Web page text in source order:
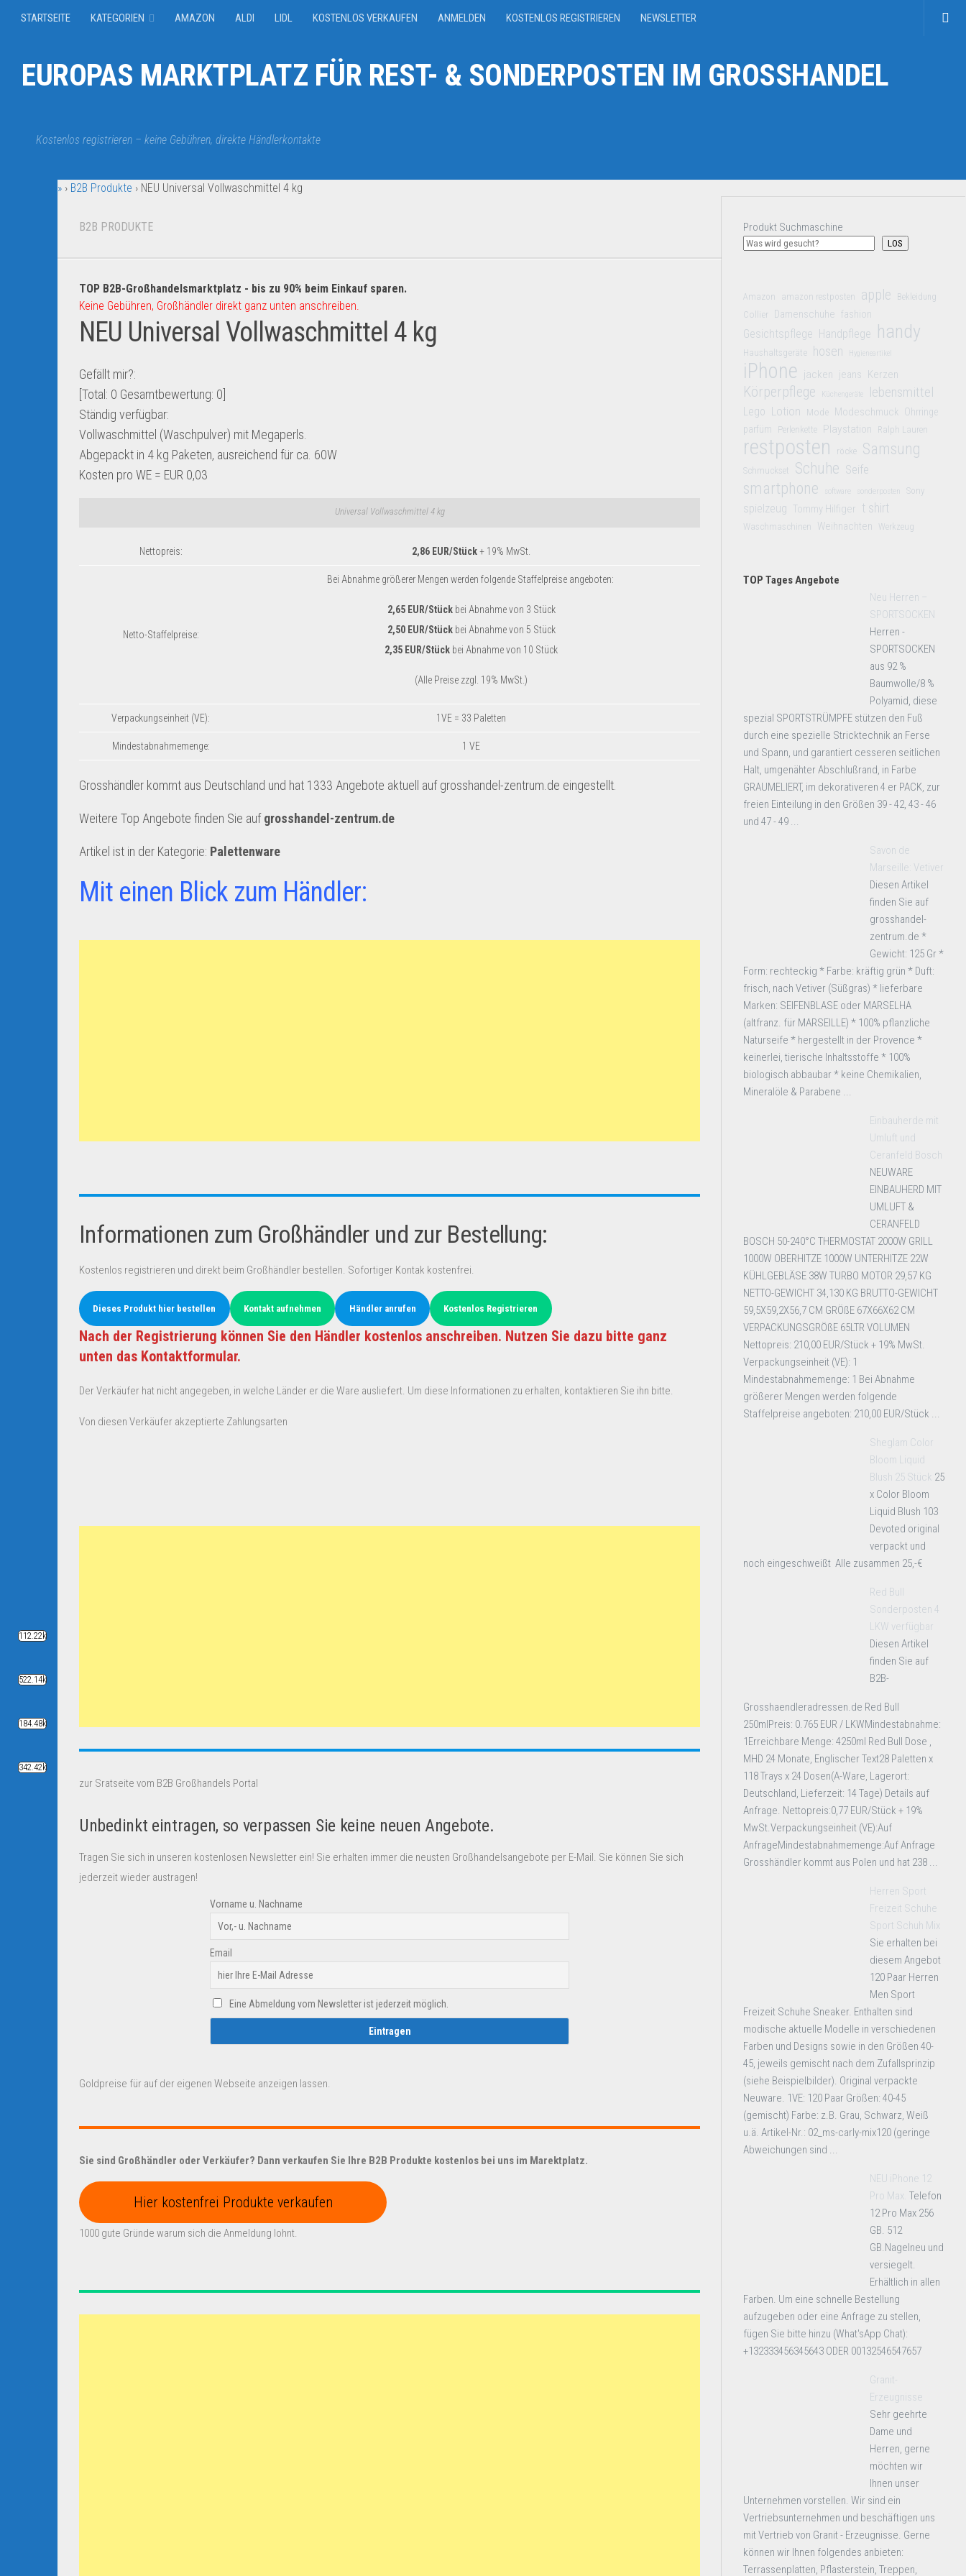
STARTSEITE KATEGORIEN AMAZON ALDI LIDL KOSTENLOS VERKAUFEN ANMELDEN KOSTENLOS REGISTRIEREN NEWSLETTER
EUROPAS MARKTPLATZ FÜR REST- & SONDERPOSTEN IM GROSSHANDEL
Kostenlos registrieren – keine Gebühren, direkte Händlerkontakte
» › B2B Produkte › NEU Universal Vollwaschmittel 4 kg
B2B PRODUKTE
TOP B2B-Großhandelsmarktplatz - bis zu 90% beim Einkauf sparen.
Keine Gebühren, Großhändler direkt ganz unten anschreiben.
NEU Universal Vollwaschmittel 4 kg
Gefällt mir?:
[Total: 0 Gesamtbewertung: 0
Ständig verfügbar:
Vollwaschmittel (Waschpulver) mit Megaperls.
Abgepackt in 4 kg Paketen, ausreichend für ca. 60W
Kosten pro WE = EUR 0,03
Universal Vollwaschmittel 4 kg
Nettopreis: 2,86 EUR/Stück+ 19% MwSt.
Netto-Staffelpreise:
Bei Abnahme größerer Mengen werden folgende Staffelpreise angeboten:
2,65 EUR/Stückbei Abnahme von 3 Stück
2,50 EUR/Stückbei Abnahme von 5 Stück
2,35 EUR/Stück bei Abnahme von 10 Stück
(Alle Preise zzgl. 19% MwSt.)
Verpackungseinheit (VE): 1VE = 33 Paletten
Mindestabnahmemenge: 1 VE
Grosshändler kommt aus Deutschland und hat 1333 Angebote aktuell auf grosshandel-zentrum.de eingestellt.
Weitere Top Angebote finden Sie aufgrosshandel-zentrum.de
Artikel ist in der Kategorie: Palettenware
Mit einen Blick zum Händler:
Informationen zum Großhändler und zur Bestellung:
Kostenlos registrieren und direkt beim Großhändler bestellen. Sofortiger Kontak kostenfrei.
Dieses Produkt hier bestellen Kontakt aufnehmen Händler anrufen Kostenlos Registrieren
Nach der Registrierung können Sie den Händler kostenlos anschreiben. Nutzen Sie dazu bitte ganz
unten das Kontaktformular.
Der Verkäufer hat nicht angegeben, in welche Länder er die Ware ausliefert. Um diese Informationen zu erhalten, kontaktieren Sie ihn bitte.
Von diesen Verkäufer akzeptierte Zahlungsarten
zur Sratseite vom B2B Großhandels Portal
Unbedinkt eintragen, so verpassen Sie keine neuen Angebote.
Tragen Sie sich in unseren kostenlosen Newsletter ein! Sie erhalten immer die neusten Großhandelsangebote per E-Mail. Sie können Sie sich
jederzeit wieder austragen!
Vorname u. Nachname
Email
Eine Abmeldung vom Newsletter ist jederzeit möglich.
Goldpreise für auf der eigenen Webseite anzeigen lassen.
Sie sind Großhändler oder Verkäufer? Dann verkaufen Sie Ihre B2B Produkte kostenlos bei uns im Marektplatz.
Hier kostenfrei Produkte verkaufen
1000 gute Gründe warum sich die Anmeldung lohnt.
Produkt Suchmaschine
LOS
Amazon amazon restposten apple Bekleidung
Collier Damenschuhe fashion
Gesichtspflege Handpflege handy
Haushaltsgeräte hosen Hygieneartikel
iPhone jacken jeans Kerzen
Körperpflege Küchengeräte lebensmittel
Lego Lotion Mode Modeschmuck Ohrringe
parfüm
Perlenkette Playstation Ralph Lauren
restposten röcke Samsung
Schmuckset Schuhe Seife
smartphone software sonderposten Sony
spielzeug Tommy Hilfiger t shirt
Waschmaschinen Weihnachten Werkzeug
TOP Tages Angebote
Neu Herren –
SPORTSOCKEN
Herren -
SPORTSOCKEN
aus 92 %
Baumwolle/8 %
Polyamid, diese
spezial SPORTSTRÜMPFE stützen den Fuß
durch eine spezielle Stricktechnik an Ferse
und Spann, und garantiert cesseren seitlichen
Halt, umgenähter Abschlußrand, in Farbe
GRAUMELIERT, im dekorativeren 4 er PACK, zur
freien Einteilung in den Größen 39 - 42, 43 - 46
und 47 - 49 ...
Savon de
Marseille: Vetiver
Diesen Artikel
finden Sie auf
grosshandel-
zentrum.de *
Gewicht: 125 Gr *
Form: rechteckig * Farbe: kräftig grün * Duft:
frisch, nach Vetiver (Süßgras) * lieferbare
Marken: SEIFENBLASE oder MARSELHA
(altfranz. für MARSEILLE) * 100% pflanzliche
Naturseife * hergestellt in der Provence *
keinerlei, tierische Inhaltsstoffe * 100%
biologisch abbaubar * keine Chemikalien,
Mineralöle & Parabene ...
Einbauherde mit
Umluft und
Ceranfeld Bosch
NEUWARE
EINBAUHERD MIT
UMLUFT &
CERANFELD
BOSCH 50-240°C THERMOSTAT 2000W GRILL
1000W OBERHITZE 1000W UNTERHITZE 22W
KÜHLGEBLÄSE 38W TURBO MOTOR 29,57 KG
NETTO-GEWICHT 34,130 KG BRUTTO-GEWICHT
59,5X59,2X56,7 CM GRÖßE 67X66X62 CM
VERPACKUNGSGRÖßE 65LTR VOLUMEN
Nettopreis: 210,00 EUR/Stück + 19% MwSt.
Verpackungseinheit (VE): 1
Mindestabnahmemenge: 1 Bei Abnahme
größerer Mengen werden folgende
Staffelpreise angeboten: 210,00 EUR/Stück ...
Sheglam Color
Bloom Liquid
Blush 25 Stück 25
x Color Bloom
Liquid Blush 103
Devoted original
verpackt und
noch eingeschweißt Alle zusammen 25,-€
Red Bull
Sonderposten 4
LKW verfügbar
Diesen Artikel
finden Sie auf
B2B-
Grosshaendleradressen.de Red Bull
250mlPreis: 0.765 EUR / LKWMindestabnahme:
1Erreichbare Menge: 4250ml Red Bull Dose ,
MHD 24 Monate, Englischer Text28 Paletten x
118 Trays x 24 Dosen(A-Ware, Lagerort:
Deutschland, Lieferzeit: 14 Tage) Details auf
Anfrage. Nettopreis:0,77 EUR/Stück + 19%
MwSt.Verpackungseinheit (VE):Auf
AnfrageMindestabnahmemenge:Auf Anfrage
Grosshändler kommt aus Polen und hat 238 ...
Herren Sport
Freizeit Schuhe
Sport Schuh Mix
Sie erhalten bei
diesem Angebot
120 Paar Herren
Men Sport
Freizeit Schuhe Sneaker. Enthalten sind
modische aktuelle Modelle in verschiedenen
Farben und Designs sowie in den Größen 40-
45, jeweils gemischt nach dem Zufallsprinzip
(siehe Beispielbilder). Original verpackte
Neuware. 1VE: 120 Paar Größen: 40-45
(gemischt) Farbe: z.B. Grau, Schwarz, Weiß
u.ä. Artikel-Nr.: 02_ms-carly-mix120 (geringe
Abweichungen sind ...
NEU iPhone 12
Pro Max. Telefon
12 Pro Max 256
GB. 512
GB.Nagelneu und
versiegelt.
Erhältlich in allen
Farben. Um eine schnelle Bestellung
aufzugeben oder eine Anfrage zu stellen,
fügen Sie bitte hinzu (What'sApp Chat):
+132333456345643 ODER 00132546547657
Granit-
Erzeugnisse
Sehr geehrte
Dame und
Herren, gerne
möchten wir
Ihnen unser
Unternehmen vorstellen. Wir sind ein
Vertriebsunternehmen und beschäftigen uns
mit Vertrieb von Granit - Erzeugnisse. Gerne
können wir Ihnen folgendes anbieten:
Terrassenplatten, Pflasterstein, Treppen,
112.22k
522.14k
184.48k
342.42k